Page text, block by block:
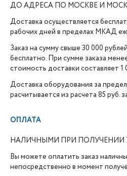
ДО АДРЕСА ПО МОСКВЕ И
Доставка осуществляется
рабочих дней в пределах МКАД
Заказ на сумму свыше 30 000
бесплатно. При сумме заказа
стоимость доставки составляет 1
Доставка оборудования за
расчитывается из расчета 85 руб.
ОПЛАТА
НАЛИЧНЫМИ ПРИ ПОЛУЧЕНИИ
Вы можете оплатить заказ
непосредственно в момент